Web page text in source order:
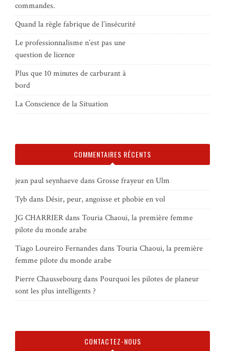
commandes.
Quand la règle fabrique de l’insécurité
Le professionnalisme n’est pas une
question de licence
Plus que 10 minutes de carburant à
bord
La Conscience de la Situation
COMMENTAIRES RÉCENTS
jean paul seynhaevedans Grosse frayeur en Ulm
Tybdans Désir, peur, angoisse et phobie en vol
JG CHARRIERdans Touria Chaoui, la première femme
pilote du monde arabe
Tiago Loureiro Fernandes dans Touria Chaoui, la première
femme pilote du monde arabe
Pierre Chaussebourgdans Pourquoi les pilotes de planeur
sont les plus intelligents ?
CONTACTEZ-NOUS